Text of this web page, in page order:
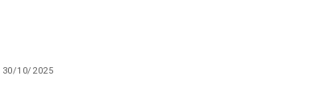
30/10/2025